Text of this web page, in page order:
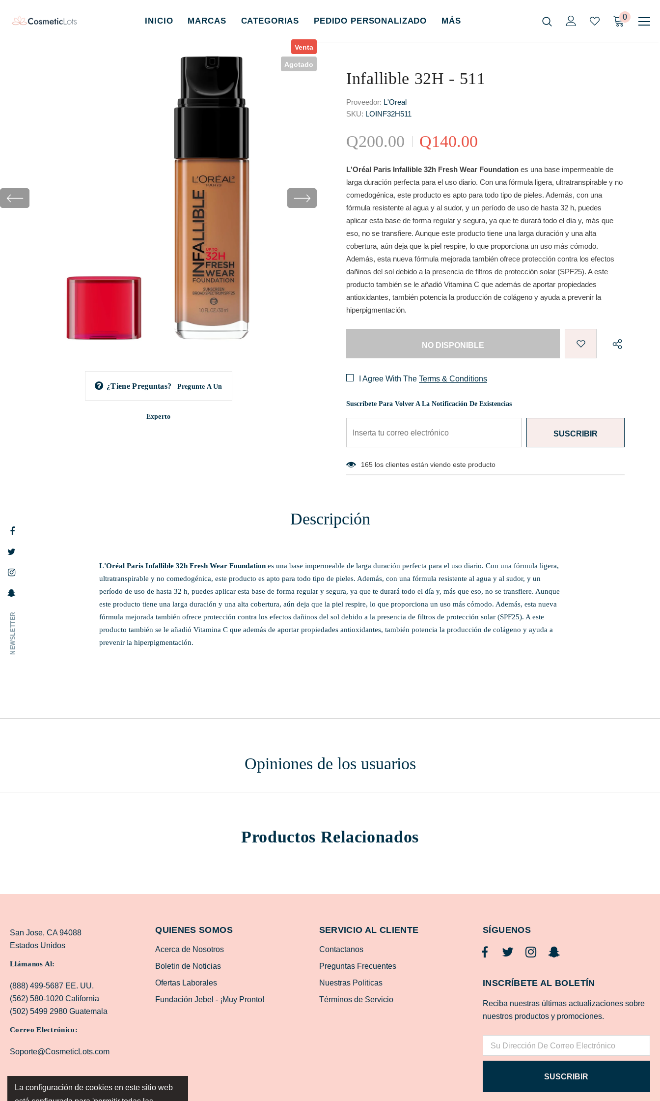
INICIO MARCAS CATEGORIAS PEDIDO PERSONALIZADO MÁS 0
Venta
Agotado
¿Tiene Preguntas? Pregunte A Un
Experto
Infallible 32H - 511
Proveedor: L'Oreal
SKU: LOINF32H511
Q200.00 Q140.00
L'Oréal Paris Infallible 32h Fresh Wear Foundation es una base impermeable de
larga duración perfecta para el uso diario. Con una fórmula ligera, ultratranspirable y no
comedogénica, este producto es apto para todo tipo de pieles. Además, con una
fórmula resistente al agua y al sudor, y un período de uso de hasta 32 h, puedes
aplicar esta base de forma regular y segura, ya que te durará todo el día y, más que
eso, no se transfiere. Aunque este producto tiene una larga duración y una alta
cobertura, aún deja que la piel respire, lo que proporciona un uso más cómodo.
Además, esta nueva fórmula mejorada también ofrece protección contra los efectos
dañinos del sol debido a la presencia de filtros de protección solar (SPF25). A este
producto también se le añadió Vitamina C que además de aportar propiedades
antioxidantes, también potencia la producción de colágeno y ayuda a prevenir la
hiperpigmentación.
I Agree With The Terms & Conditions
Suscríbete Para Volver A La Notificación De Existencias
165 los clientes están viendo este producto
Descripción
L'Oréal Paris Infallible 32h Fresh Wear Foundation es una base impermeable de larga duración perfecta para el uso diario. Con una fórmula ligera,
ultratranspirable y no comedogénica, este producto es apto para todo tipo de pieles. Además, con una fórmula resistente al agua y al sudor, y un
período de uso de hasta 32 h, puedes aplicar esta base de forma regular y segura, ya que te durará todo el día y, más que eso, no se transfiere. Aunque
este producto tiene una larga duración y una alta cobertura, aún deja que la piel respire, lo que proporciona un uso más cómodo. Además, esta nueva
fórmula mejorada también ofrece protección contra los efectos dañinos del sol debido a la presencia de filtros de protección solar (SPF25). A este
producto también se le añadió Vitamina C que además de aportar propiedades antioxidantes, también potencia la producción de colágeno y ayuda a
prevenir la hiperpigmentación.
Opiniones de los usuarios
Productos Relacionados
San Jose, CA 94088
Estados Unidos
Llámanos Al:
(888) 499-5687 EE. UU.
(562) 580-1020 California
(502) 5499 2980 Guatemala
Correo Electrónico:
Soporte@CosmeticLots.com
QUIENES SOMOS
Acerca de Nosotros
Boletin de Noticias
Ofertas Laborales
Fundación Jebel - ¡Muy Pronto!
SERVICIO AL CLIENTE
Contactanos
Preguntas Frecuentes
Nuestras Politicas
Términos de Servicio
SÍGUENOS
INSCRÍBETE AL BOLETÍN
Reciba nuestras últimas actualizaciones sobre
nuestros productos y promociones.
La configuración de cookies en este sitio web
NEWSLETTER